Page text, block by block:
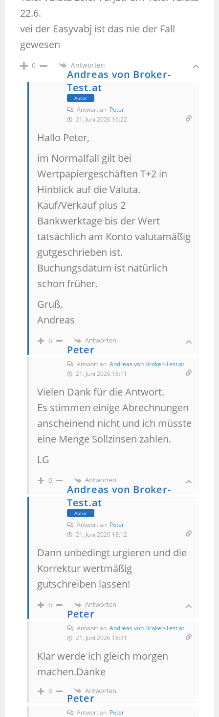
22.6.
vei der Easyvabj ist das nie der Fall
gewesen
0 Antworten
Andreas von Broker-
Test.at
Autor
Antwort an Peter
21. Juni 2026 16:22
Hallo Peter,
im Normalfall gilt bei
Wertpapiergeschäften T+2 in
Hinblick auf die Valuta.
Kauf/Verkauf plus 2
Bankwerktage bis der Wert
tatsächlich am Konto valutamäßig
gutgeschrieben ist.
Buchungsdatum ist natürlich
schon früher.
Gruß,
Andreas
0 Antworten
Peter
Antwort an Andreas von Broker-Test.at
21. Juni 2026 18:11
Vielen Dank für die Antwort.
Es stimmen einige Abrechnungen
anscheinend nicht und ich müsste
eine Menge Sollzinsen zahlen.
LG
0 Antworten
Andreas von Broker-
Test.at
Autor
Antwort an Peter
21. Juni 2026 18:12
Dann unbedingt urgieren und die
Korrektur wertmäßig
gutschreiben lassen!
0 Antworten
Peter
Antwort an Andreas von Broker-Test.at
21. Juni 2026 18:31
Klar werde ich gleich morgen
machen.Danke
0 Antworten
Peter
Antwort an Peter